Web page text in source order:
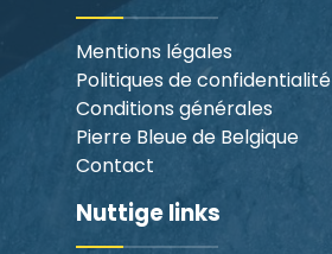
Mentions légales
Politiques de confidentialité
Conditions générales
Pierre Bleue de Belgique
Contact
Nuttige links